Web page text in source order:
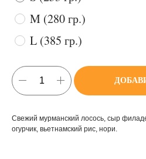
M (280 гр.)
L (385 гр.)
Свежий мурманский лосось, сыр
огурчик, вьетнамский рис, нори.